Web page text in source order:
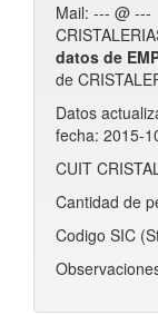
Mail: --- @ ---
datos de
de
Datos
fecha: 2015-
CUIT
Cantidad de
Codigo SIC